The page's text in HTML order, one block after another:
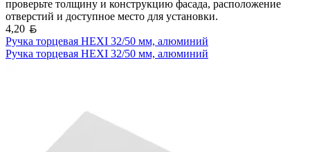
проверьте толщину и конструкцию фасада, расположение
отверстий и доступное место для установки.
4,20
Ручка торцевая HEXI 32/50 мм, алюминий
Ручка торцевая HEXI 32/50 мм, алюминий